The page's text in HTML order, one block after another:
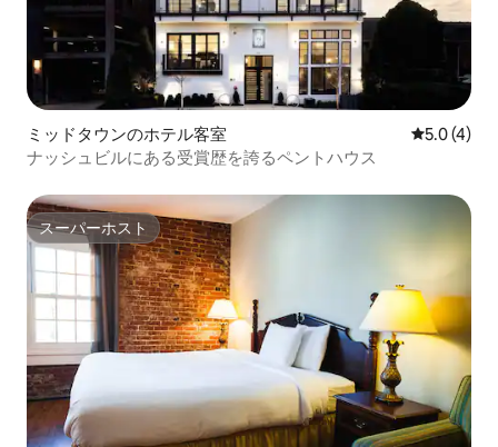
ミッドタウンのホテル客室 レビュー4
5.0 (4)
ナッシュビルにある受賞歴を誇るペントハウス
スーパーホスト
スーパーホスト